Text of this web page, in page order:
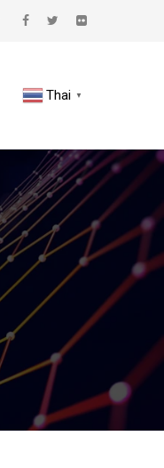
Thai ▼